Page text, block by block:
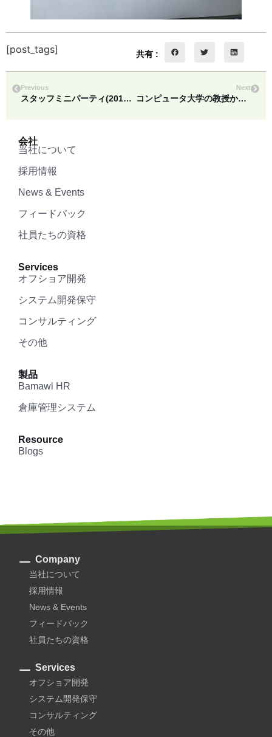
[post_tags] 共有 :
Previous
スタッフミニパーティ(2018,May 4)
Next
コンピュータ大学の教授から感謝の贈り物（Dawei）
会社
当社について
採用情報
News & Events
フィードバック
社員たちの資格
Services
オフショア開発
システム開発保守
コンサルティング
その他
製品
Bamawl HR
倉庫管理システム
Resource
Blogs
Company
当社について
採用情報
News & Events
フィードバック
社員たちの資格
Services
オフショア開発
システム開発保守
コンサルティング
その他